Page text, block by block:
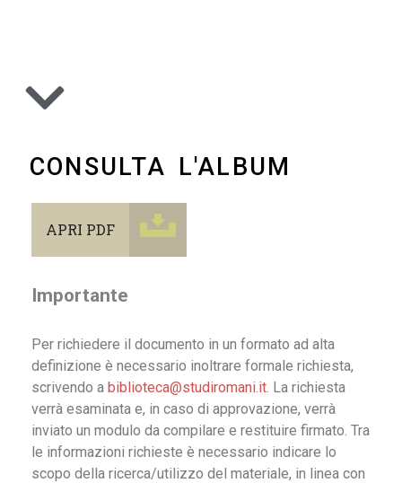
CONSULTA L'ALBUM
APRI PDF
Importante
Per richiedere il documento in un formato ad alta
definizione è necessario inoltrare formale richiesta,
scrivendo a biblioteca@studiromani.it. La richiesta
verrà esaminata e, in caso di approvazione, verrà
inviato un modulo da compilare e restituire firmato. Tra
le informazioni richieste è necessario indicare lo
scopo della ricerca/utilizzo del materiale, in linea con